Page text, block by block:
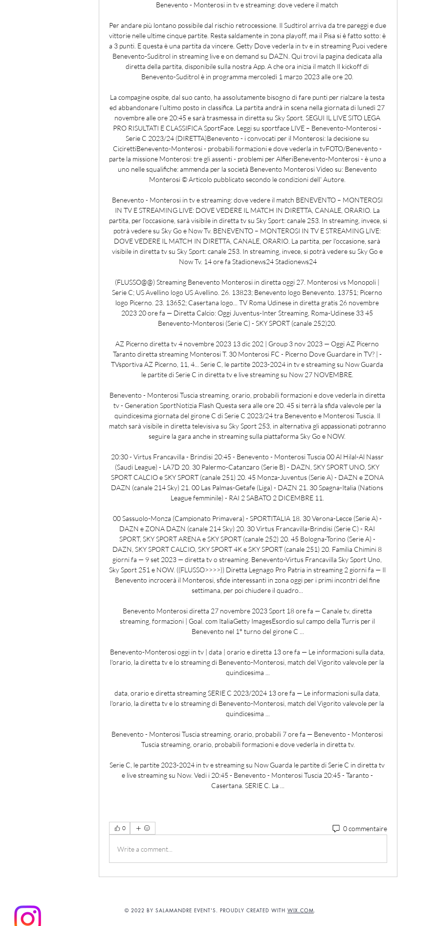
Benevento - Monterosi in tv e streaming: dove vedere il match
Per andare più lontano possibile dal rischio retrocessione. Il Sudtirol arriva da tre pareggi e due
vittorie nelle ultime cinque partite. Resta saldamente in zona playoff, ma il Pisa si è fatto sotto: è
a 3 punti. E questa è una partita da vincere. Getty Dove vederla in tv e in streaming Puoi vedere
Benevento-Suditrol in streaming live e on demand su DAZN. Qui trovi la pagina dedicata alla
diretta della partita, disponibile sulla nostra App. A che ora inizia il match Il kickoff di
Benevento-Suditrol è in programma mercoledì 1 marzo 2023 alle ore 20.
La compagine ospite, dal suo canto, ha assolutamente bisogno di fare punti per rialzare la testa
ed abbandonare l’ultimo posto in classifica. La partita andrà in scena nella giornata di lunedì 27
novembre alle ore 20:45 e sarà trasmessa in diretta su Sky Sport. SEGUI IL LIVE SITO LEGA
PRO RISULTATI E CLASSIFICA SportFace. Leggi su sportface LIVE – Benevento-Monterosi -
Serie C 2023/24 (DIRETTA)Benevento - i convocati per il Monterosi: la decisione su
CicirettiBenevento-Monterosi - probabili formazioni e dove vederla in tvFOTO/Benevento -
parte la missione Monterosi: tre gli assenti - problemi per AlfieriBenevento-Monterosi - è uno a
uno nelle squalifiche: ammenda per la società Benevento Monterosi Video su: Benevento
Monterosi © Articolo pubblicato secondo le condizioni dell' Autore.
Benevento - Monterosi in tv e streaming: dove vedere il match BENEVENTO – MONTEROSI
IN TV E STREAMING LIVE: DOVE VEDERE IL MATCH IN DIRETTA, CANALE, ORARIO. La
partita, per l'occasione, sarà visibile in diretta tv su Sky Sport: canale 253. In streaming, invece, si
potrà vedere su Sky Go e Now Tv. BENEVENTO – MONTEROSI IN TV E STREAMING LIVE:
DOVE VEDERE IL MATCH IN DIRETTA, CANALE, ORARIO. La partita, per l'occasione, sarà
visibile in diretta tv su Sky Sport: canale 253. In streaming, invece, si potrà vedere su Sky Go e
Now Tv. 14 ore fa Stadionews24 Stadionews24
(FLUSSO@@) Streaming Benevento Monterosi in diretta oggi 27. Monterosi vs Monopoli |
Serie C; US Avellino logo US Avellino. 26. 13823; Benevento logo Benevento. 13751; Picerno
logo Picerno. 23. 13652; Casertana logo... TV Roma Udinese in diretta gratis 26 novembre
2023 20 ore fa — Diretta Calcio: Oggi Juventus-Inter Streaming, Roma-Udinese 33 45
Benevento-Monterosi (Serie C) - SKY SPORT (canale 252)20.
AZ Picerno diretta tv 4 novembre 2023 13 dic 202 | Group 3 nov 2023 — Oggi AZ Picerno
Taranto diretta streaming Monterosi T. 30 Monterosi FC - Picerno Dove Guardare in TV? | -
TVsportiva AZ Picerno, 11, 4... Serie C, le partite 2023-2024 in tv e streaming su Now Guarda
le partite di Serie C in diretta tv e live streaming su Now 27 NOVEMBRE.
Benevento - Monterosi Tuscia streaming, orario, probabili formazioni e dove vederla in diretta
tv - Generation SportNotizia Flash Questa sera alle ore 20. 45 si terrà la sfida valevole per la
quindicesima giornata del girone C di Serie C 2023/24 tra Benevento e Monterosi Tuscia. Il
match sarà visibile in diretta televisiva su Sky Sport 253, in alternativa gli appassionati potranno
seguire la gara anche in streaming sulla piattaforma Sky Go e NOW.
20:30 - Virtus Francavilla - Brindisi 20:45 - Benevento - Monterosi Tuscia 00 Al Hilal-Al Nassr
(Saudi League) - LA7D 20. 30 Palermo-Catanzaro (Serie B) - DAZN, SKY SPORT UNO, SKY
SPORT CALCIO e SKY SPORT (canale 251) 20. 45 Monza-Juventus (Serie A) - DAZN e ZONA
DAZN (canale 214 Sky) 21. 00 Las Palmas-Getafe (Liga) - DAZN 21. 30 Spagna-Italia (Nations
League femminile) - RAI 2 SABATO 2 DICEMBRE 11.
00 Sassuolo-Monza (Campionato Primavera) - SPORTITALIA 18. 30 Verona-Lecce (Serie A) -
DAZN e ZONA DAZN (canale 214 Sky) 20. 30 Virtus Francavilla-Brindisi (Serie C) - RAI
SPORT, SKY SPORT ARENA e SKY SPORT (canale 252) 20. 45 Bologna-Torino (Serie A) -
DAZN, SKY SPORT CALCIO, SKY SPORT 4K e SKY SPORT (canale 251) 20. Familia Chimini 8
giorni fa — 9 set 2023 — diretta tv o streaming. Benevento-Virtus Francavilla Sky Sport Uno,
Sky Sport 251 e NOW. ((FLUSSO>>>>)) Diretta Legnago Pro Patria in streaming 2 giorni fa — Il
Benevento incrocerà il Monterosi, sfide interessanti in zona oggi per i primi incontri del fine
settimana, per poi chiudere il quadro...
Benevento Monterosi diretta 27 novembre 2023 Sport 18 ore fa — Canale tv, diretta
streaming, formazioni | Goal. com ItaliaGetty ImagesEsordio sul campo della Turris per il
Benevento nel 1° turno del girone C ...
Benevento-Monterosi oggi in tv | data | orario e diretta 13 ore fa — Le informazioni sulla data,
l'orario, la diretta tv e lo streaming di Benevento-Monterosi, match del Vigorito valevole per la
quindicesima ...
data, orario e diretta streaming SERIE C 2023/2024 13 ore fa — Le informazioni sulla data,
l'orario, la diretta tv e lo streaming di Benevento-Monterosi, match del Vigorito valevole per la
quindicesima ...
Benevento - Monterosi Tuscia streaming, orario, probabili 7 ore fa — Benevento - Monterosi
Tuscia streaming, orario, probabili formazioni e dove vederla in diretta tv.
Serie C, le partite 2023-2024 in tv e streaming su Now Guarda le partite di Serie C in diretta tv
e live streaming su Now. Vedi i 20:45 - Benevento - Monterosi Tuscia 20:45 - Taranto -
Casertana. SERIE C. La ...
0 0 commentaire
Write a comment...
© 2022 BY SALAMANDRE EVENT'S. PROUDLY CREATED WITH WIX.COM.